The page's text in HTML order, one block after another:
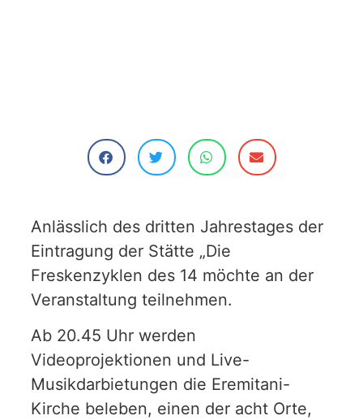
Anlässlich des dritten Jahrestages der
Eintragung der Stätte „Die
Freskenzyklen des 14 möchte an der
Veranstaltung teilnehmen.
Ab 20.45 Uhr werden
Videoprojektionen und Live-
Musikdarbietungen die Eremitani-
Kirche beleben, einen der acht Orte,